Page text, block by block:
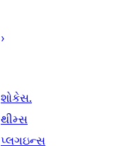
શોકેસ.
થીમ્સ
પ્લગઇન્સ